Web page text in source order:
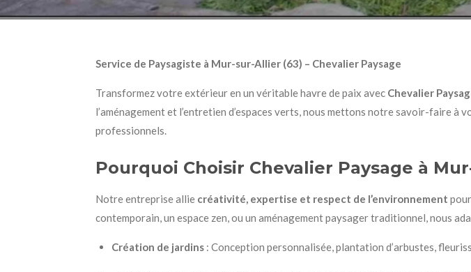
Service de Paysagiste à Mur-sur-Allier (63) – Chevalier Paysage
Transformez votre extérieur en un véritable havre de paix avec Chevalier
l’aménagement et l’entretien d’espaces verts, nous mettons notre savoir-faire
professionnels.
Pourquoi Choisir Chevalier Paysage à
Notre entreprise allie créativité, expertise et respect de l’environnement
contemporain, un espace zen, ou un aménagement paysager traditionnel, nous
Création de jardins : Conception personnalisée, plantation d’arbustes,